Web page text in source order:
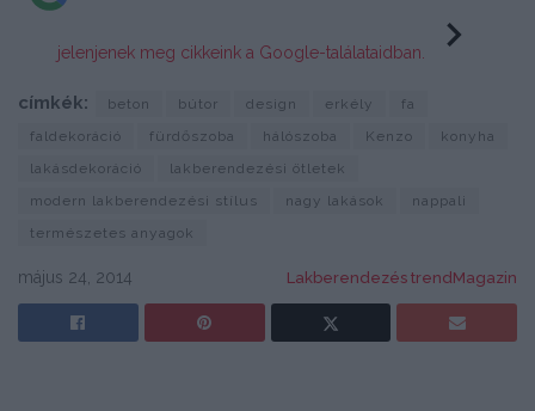
jelenjenek meg cikkeink a Google-találataidban.
címkék: beton bútor design erkély
fa
faldekoráció
fürdőszoba hálószoba Kenzo
konyha
lakásdekoráció
lakberendezési ötletek
modern lakberendezési stílus
nagy lakások
nappali
természetes anyagok
május 24, 2014 Lakberendezés trendMagazin